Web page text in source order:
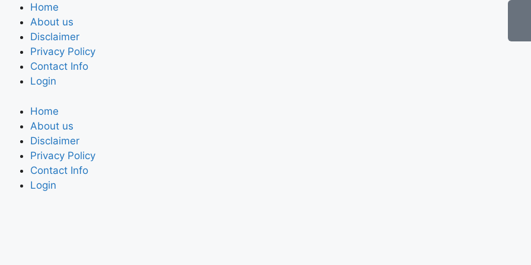
Home
About us
Disclaimer
Privacy Policy
Contact Info
Login
Home
About us
Disclaimer
Privacy Policy
Contact Info
Login